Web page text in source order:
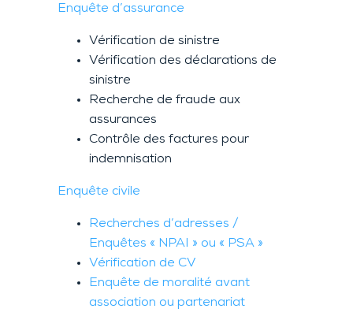
Enquête d’assurance
Vérification de sinistre
Vérification des déclarations de
sinistre
Recherche de fraude aux
assurances
Contrôle des factures pour
indemnisation
Enquête civile
Recherches d’adresses /
Enquêtes « NPAI » ou « PSA »
Vérification de CV
Enquête de moralité avant
association ou partenariat